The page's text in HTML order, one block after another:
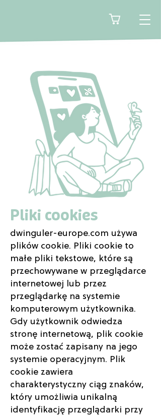
🛒
Pliki cookies
dwinguler-europe.com używa
plików cookie. Pliki cookie to
małe pliki tekstowe, które są
przechowywane w przeglądarce
internetowej lub przez
przeglądarkę na systemie
komputerowym użytkownika.
Gdy użytkownik odwiedza
stronę internetową, plik cookie
może zostać zapisany na jego
systemie operacyjnym. Plik
cookie zawiera
charakterystyczny ciąg znaków,
który umożliwia unikalną
identyfikację przeglądarki przy